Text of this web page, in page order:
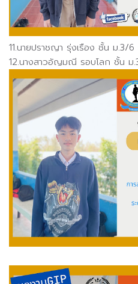
11.นายปราชญา รุ่งเรือง ชั้น ม.3/
12.นางสาวอัญมณี รอบโลก ชั้น ม